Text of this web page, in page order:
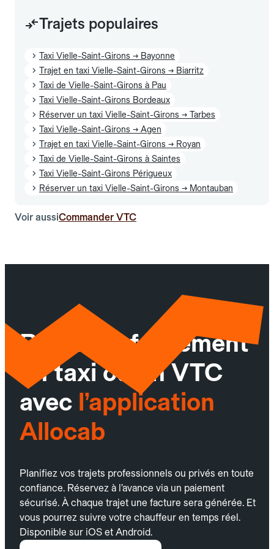
Trajets populaires
Taxi Vielle-Saint-Girons → Bayonne
Trajet en taxi Vielle-Saint-Girons → Biarritz
Taxi de Vielle-Saint-Girons à Pau
Taxi Vielle-Saint-Girons Bordeaux
Réserver un taxi Vielle-Saint-Girons → Tarbes
Taxi Vielle-Saint-Girons → Agen
Trajet en taxi Vielle-Saint-Girons → Royan
Taxi de Vielle-Saint-Girons à Saintes
Taxi Vielle-Saint-Girons Périgueux
Réserver un taxi Vielle-Saint-Girons → Montauban
Voir aussiCommander VTC
Réservez facilement
un taxi ou un VTC
avec l’application
Allocab
Planifiez vos trajets professionnels ou privés en toute
confiance. Réservez à l’avance via un paiement
sécurisé. À chaque trajet une facture sera générée. Et
vous pourrez suivre votre chauffeur en temps réel.
Disponible sur iOS et Android.